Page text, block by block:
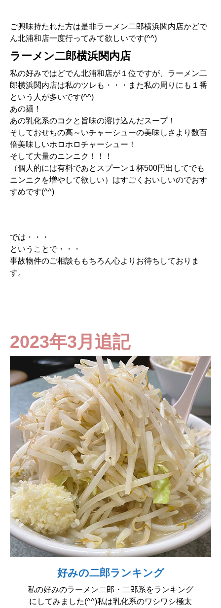
ご興味持たれた方は是非ラーメン二郎横浜関内店かどで
ん北浦和店一度行ってみて欲しいです(^^)
ラーメン二郎横浜関内店
私の好みではどでん北浦和店が１位ですが、ラーメン二
郎横浜関内店は私のツレも・・・また私の周りにも１番
という人が多いです(^^)
あの麺！
あの乳化系のコクと旨味の溶け込んだスープ！
そしておせちの高～いチャーシューの美味しさより数百
倍美味しいホロホロチャーシュー！
そして大量のニンニク！！！
（個人的には有料であとスプーン１杯500円出してでも
ニンニクを増やして欲しい）はすごくおいしいのでおす
すめです(^^)
では・・・
ということで・・・
事故物件のご相談ももちろん心よりお待ちしておりま
す。
2023年3月追記
好みの二郎ランキング
私の好みのラーメン二郎・二郎系をランキング
にしてみました(^^)私は乳化系のワシワシ極太